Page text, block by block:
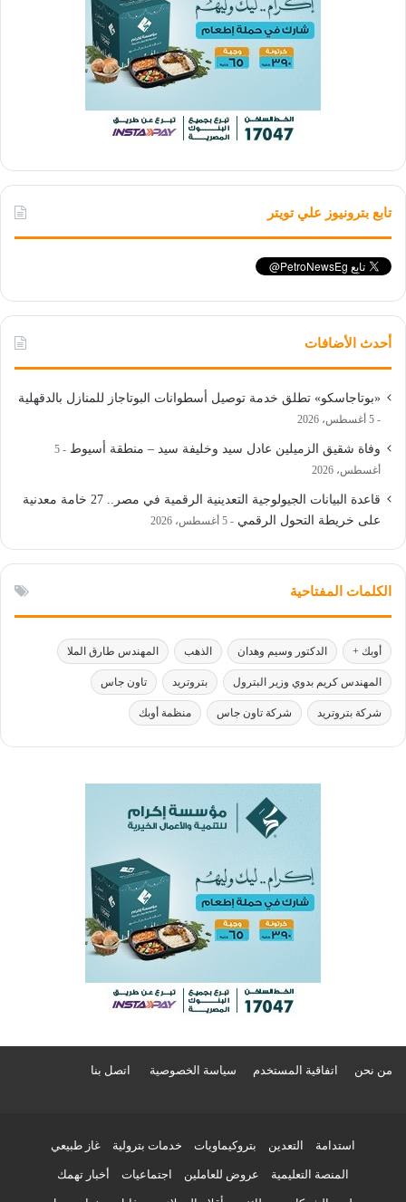
تابع بترونيوز علي تويتر
أحدث الأضافات
«بوتاجاسكو» تطلق خدمة توصيل أسطوانات البوتاجاز للمنازل بالدقهلية
5 أغسطس، 2026
وفاة شقيق الزميلين عادل سيد وخليفة سيد – منطقة أسيوط
5
أغسطس، 2026
قاعدة البيانات الجيولوجية التعدينية الرقمية في مصر.. 27 خامة معدنية
على خريطة التحول الرقمي
5 أغسطس، 2026
الكلمات المفتاحية
أوبك + الدكتور وسيم وهدان الذهب المهندس طارق الملا
المهندس كريم بدوي وزير البترول بتروتريد تاون جاس
شركة بتروتريد شركة تاون جاس منظمة أوبك
من نحن اتفاقية المستخدم سياسة الخصوصية اتصل بنا
استدامة التعدين بتروكيماويات خدمات بترولية غاز طبيعي
المنصة التعليمية عروض للعاملين اجتماعيات أخبار تهمك